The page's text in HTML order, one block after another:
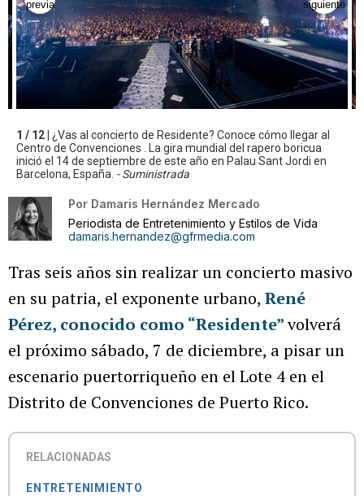
1 / 12 | ¿Vas al concierto de Residente? Conoce cómo llegar al
Centro de Convenciones . La gira mundial del rapero boricua
inició el 14 de septiembre de este año en Palau Sant Jordi en
Barcelona, España. - Suministrada
Por Damaris Hernández Mercado
Periodista de Entretenimiento y Estilos de Vida
damaris.hernandez@gfrmedia.com
Tras seis años sin realizar un concierto masivo
en su patria, el exponente urbano, René
Pérez, conocido como “Residente”volverá
el próximo sábado, 7 de diciembre, a pisar un
escenario puertorriqueño en el Lote 4 en el
Distrito de Convenciones de Puerto Rico.
RELACIONADAS
ENTRETENIMIENTO